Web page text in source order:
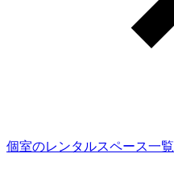
個室のレンタルスペース一覧